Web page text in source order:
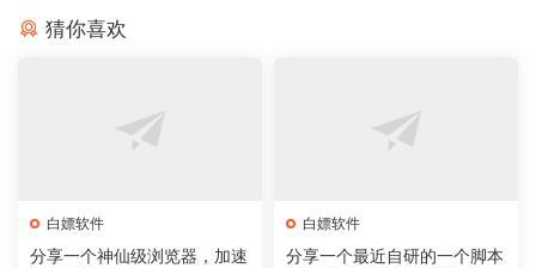
猜你喜欢
白嫖软件
分享一个神仙级浏览器，加速
白嫖软件
分享一个最近自研的一个脚本